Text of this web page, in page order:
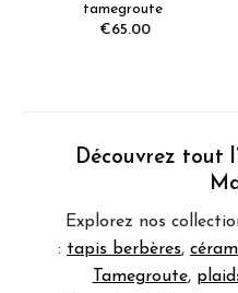
tamegroute
€65.00
Découvrez tout
Explorez nos
: tapis berbères,
Tamegroute,